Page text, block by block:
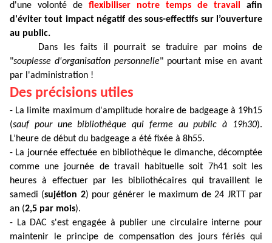
d'une volonté de flexibiliser notre temps de travail
afin
d'éviter tout impact négatif des sous-effectifs sur l’ouverture
au public.
Dans les faits il pourrait se traduire par moins de
"souplesse d'organisation personnelle" pourtant mise en avant
par l'administration !
Des précisions utiles
- La limite maximum d'amplitude horaire de badgeage à 19h15
(sauf pour une bibliothèque qui ferme au public à 19h30).
L’heure de début du badgeage a été fixée à 8h55.
- La journée effectuée en bibliothèque le dimanche, décomptée
comme une journée de travail habituelle soit 7h41 soit les
heures à effectuer par les bibliothécaires qui travaillent le
samedi (sujétion 2) pour générer le maximum de 24 JRTT par
an (2,5 par mois).
- La DAC s'est engagée à publier une circulaire interne pour
maintenir le principe de compensation des jours fériés qui